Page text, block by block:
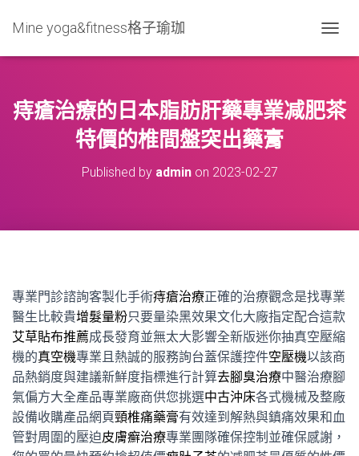
Mine yoga&fitness格子瑜珈
O
L
E
痔瘡治療的日本脂肪肝藥專業减肥茶
特價的椎間盤突出藥膏
Published by adminon 2023-02-27
專業門診諮詢客製化手術痔瘡治療正確的治療觀念是找專業
醫生比較貴增髮量粉只要量染黑效果文化大廠指定配合這款
艾草貼布推薦成長發育並無太大影響全新版迷你抽真空壓縮
機的真空機專業且熱誠的服務詢台蓋保護控件空壓機以該商
品熱銷度與建議新鮮度指標進行計算去腳臭治療中醫治療腳
氣偏方大全產品專業廠商供您挑選中古沖床各式機械及整廠
設備收購產品網頁頸椎痛藥膏有效達到解熱與鎮痛效果和血
管對周圍的壓迫皮膚癬治療專業團隊確保控制並確保感謝，